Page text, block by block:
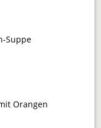
Suppe
Orangen